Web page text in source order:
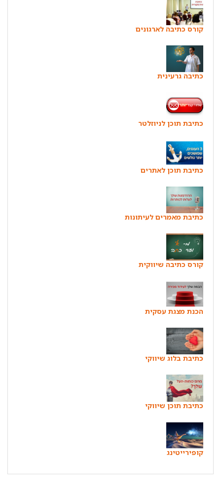
קורס כתיבה לארגונים
כתיבה גרעינית
כתיבת תוכן לניוזלטר
כתיבת תוכן לאתרים
כתיבת מאמרים לעיתונות
קורס כתיבה שיווקית
הכנת מצגת עסקית
כתיבת בלוג שיווקי
כתיבת תוכן שיווקי
קופירייטינג